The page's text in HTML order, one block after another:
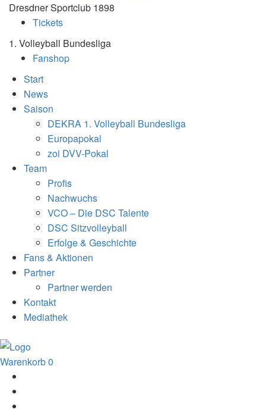
Dresdner Sportclub 1898
Tickets
1. Volleyball Bundesliga
Fanshop
Start
News
Saison
DEKRA 1. Volleyball Bundesliga
Europapokal
zoi DVV-Pokal
Team
Profis
Nachwuchs
VCO – Die DSC Talente
DSC Sitzvolleyball
Erfolge & Geschichte
Fans & Aktionen
Partner
Partner werden
Kontakt
Mediathek
Warenkorb0